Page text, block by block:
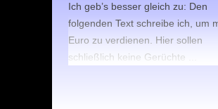
Ich geb’s besser gleich zu: Den
folgenden Text schreibe ich, um
Euro zu verdienen. Hier sollen
schließlich keine Gerüchte ...